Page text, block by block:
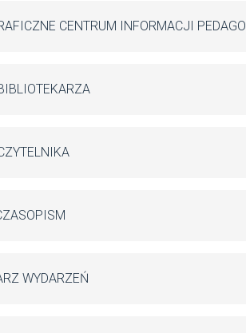
CENTRUM INFORMACJI
WYDARZEŃ